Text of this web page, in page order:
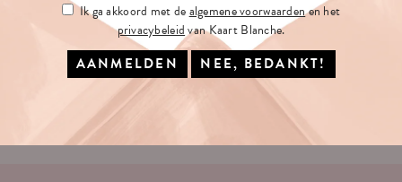
Ik ga akkoord met dealgemene voorwaardenen het
Kaart Blanche.
INSCHRIJVEN
Ik ga akkoord met dealgemene voorwaardenen het
privacybeleidvan Kaart Blanche.